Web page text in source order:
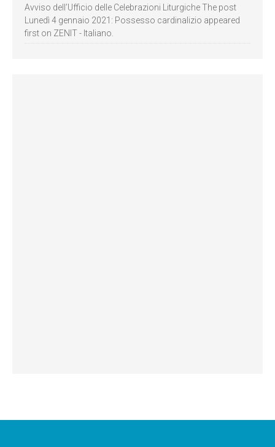
Avviso dell’Ufficio delle Celebrazioni Liturgiche The post
Lunedì 4 gennaio 2021: Possesso cardinalizio appeared
first on ZENIT - Italiano.